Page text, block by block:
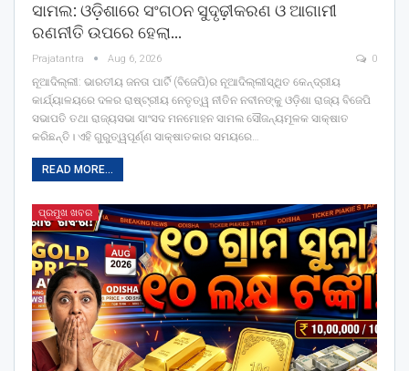
ସାମଲ: ଓଡ଼ିଶାରେ ସଂଗଠନ ସୁଦୃଢ଼ୀକରଣ ଓ ଆଗାମୀ
ରଣନୀତି ଉପରେ ହେଲା…
Prajatantra Aug 6, 2026 0
ନୂଆଦିଲ୍ଲୀ: ଭାରତୀୟ ଜନତା ପାର୍ଟି (ବିଜେପି)ର ନୂଆଦିଲ୍ଲୀସ୍ଥିତ କେନ୍ଦ୍ରୀୟ
କାର୍ଯ୍ୟାଳୟରେ ଦଳର ରାଷ୍ଟ୍ରୀୟ ନେତୃତ୍ୱ ନୀତିନ ନବୀନଙ୍କୁ ଓଡ଼ିଶା ରାଜ୍ୟ ବିଜେପି
ସଭାପତି ତଥା ରାଜ୍ୟସଭା ସାଂସଦ ମନମୋହନ ସାମଲ ସୌଜନ୍ୟମୂଳକ ସାକ୍ଷାତ
କରିଛନ୍ତି। ଏହି ଗୁରୁତ୍ୱପୂର୍ଣ୍ଣ ସାକ୍ଷାତକାର ସମୟରେ…
READ MORE...
ପ୍ରମୁଖ ଖବର